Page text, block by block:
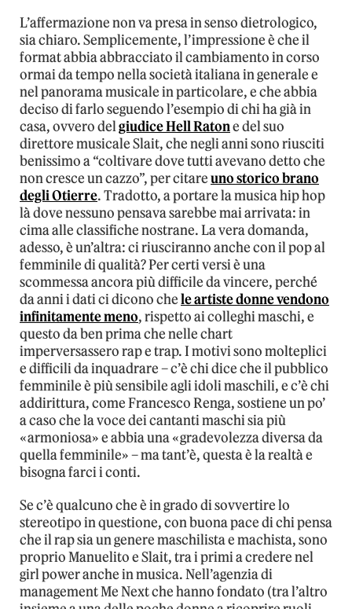
L’affermazione non va presa in senso dietrologico,
sia chiaro. Semplicemente, l’impressione è che il
format abbia abbracciato il cambiamento in corso
ormai da tempo nella società italiana in generale e
nel panorama musicale in particolare, e che abbia
deciso di farlo seguendo l’esempio di chi ha già in
casa, ovvero delgiudice Hell Ratone del suo
direttore musicale Slait, che negli anni sono riusciti
benissimo a “coltivare dove tutti avevano detto che
non cresce un cazzo”, per citareuno storico brano
degli Otierre. Tradotto, a portare la musica hip hop
là dove nessuno pensava sarebbe mai arrivata: in
cima alle classifiche nostrane. La vera domanda,
adesso, è un’altra: ci riusciranno anche con il pop al
femminile di qualità? Per certi versi è una
scommessa ancora più difficile da vincere, perché
da anni i dati ci dicono chele artiste donne vendono
infinitamente meno, rispetto ai colleghi maschi, e
questo da ben prima che nelle chart
imperversassero rap e trap. I motivi sono molteplici
e difficili da inquadrare – c’è chi dice che il pubblico
femminile è più sensibile agli idoli maschili, e c’è chi
addirittura, come Francesco Renga, sostiene un po’
a caso che la voce dei cantanti maschi sia più
«armoniosa» e abbia una «gradevolezza diversa da
quella femminile» – ma tant’è, questa è la realtà e
bisogna farci i conti.
Se c’è qualcuno che è in grado di sovvertire lo
stereotipo in questione, con buona pace di chi pensa
che il rap sia un genere maschilista e machista, sono
proprio Manuelito e Slait, tra i primi a credere nel
girl power anche in musica. Nell’agenzia di
management Me Next che hanno fondato (tra l’altro